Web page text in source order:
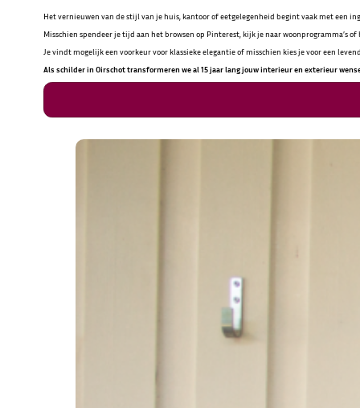
Het vernieuwen van de stijl van je huis, kantoor of eetgelegenheid begint vaak met een
Misschien spendeer je tijd aan het browsen op Pinterest, kijk je naar woonprogramma’s
Je vindt mogelijk een voorkeur voor klassieke elegantie of misschien kies je voor een
Als schilder in Oirschot transformeren we al 15 jaar lang jouw interieur en exterieur